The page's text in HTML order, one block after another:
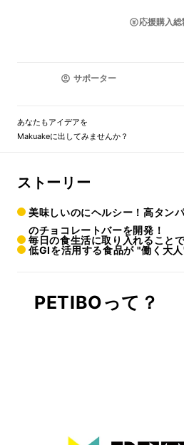
応援購入総
サポーター
あなたもアイデアを
Makuakeに出してみませんか？
ストーリー
美味しいのにヘルシー！高タン
のチョコレートバーを開発！
毎日の食生活に取り入れること
低GIを活用する食品が "働く大
PETIBOって？